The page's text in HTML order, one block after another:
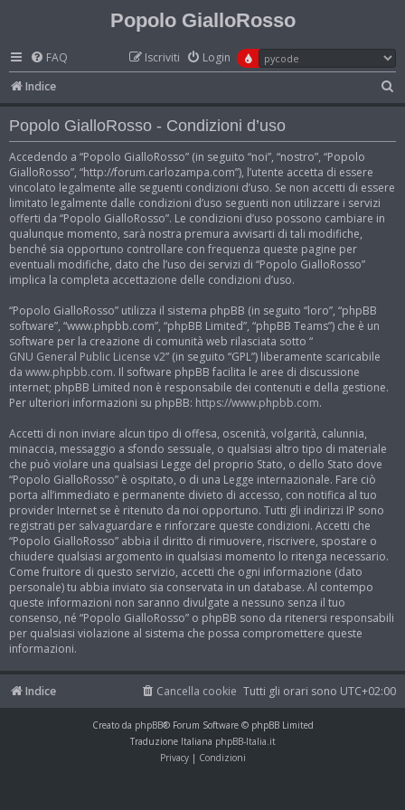
Popolo GialloRosso
FAQ Login
Iscriviti
Indice
e
Popolo GialloRosso - Condizioni d’uso
Accedendo a “Popolo GialloRosso” (in seguito “noi”, “nostro”, “Popolo
GialloRosso”, “http://forum.carlozampa.com”), l’utente accetta di essere
vincolato legalmente alle seguenti condizioni d’uso. Se non accetti di essere
limitato legalmente dalle condizioni d’uso seguenti non utilizzare i servizi
offerti da “Popolo GialloRosso”. Le condizioni d’uso possono cambiare in
qualunque momento, sarà nostra premura avvisarti di tali modifiche,
benché sia opportuno controllare con frequenza queste pagine per
eventuali modifiche, dato che l’uso dei servizi di “Popolo GialloRosso”
implica la completa accettazione delle condizioni d’uso.
“Popolo GialloRosso” utilizza il sistema phpBB (in seguito “loro”, “phpBB
software”, “www.phpbb.com”, “phpBB Limited”, “phpBB Teams”) che è un
software per la creazione di comunità web rilasciata sotto “
GNU General Public License v2” (in seguito “GPL”) liberamente scaricabile
da www.phpbb.com. Il software phpBB facilita le aree di discussione
internet; phpBB Limited non è responsabile dei contenuti e della gestione.
Per ulteriori informazioni su phpBB: https://www.phpbb.com.
Accetti di non inviare alcun tipo di offesa, oscenità, volgarità, calunnia,
minaccia, messaggio a sfondo sessuale, o qualsiasi altro tipo di materiale
che può violare una qualsiasi Legge del proprio Stato, o dello Stato dove
“Popolo GialloRosso” è ospitato, o di una Legge internazionale. Fare ciò
porta all’immediato e permanente divieto di accesso, con notifica al tuo
provider Internet se è ritenuto da noi opportuno. Tutti gli indirizzi IP sono
registrati per salvaguardare e rinforzare queste condizioni. Accetti che
“Popolo GialloRosso” abbia il diritto di rimuovere, riscrivere, spostare o
chiudere qualsiasi argomento in qualsiasi momento lo ritenga necessario.
Come fruitore di questo servizio, accetti che ogni informazione (dato
personale) tu abbia inviato sia conservata in un database. Al contempo
queste informazioni non saranno divulgate a nessuno senza il tuo
consenso, né “Popolo GialloRosso” o phpBB sono da ritenersi responsabili
per qualsiasi violazione al sistema che possa compromettere queste
informazioni.
Indice Tutti gli orari sono UTC+02:00
Cancella cookie
Creato da phpBB® Forum Software © phpBB Limited
Traduzione Italiana phpBB-Italia.it
Privacy| Condizioni